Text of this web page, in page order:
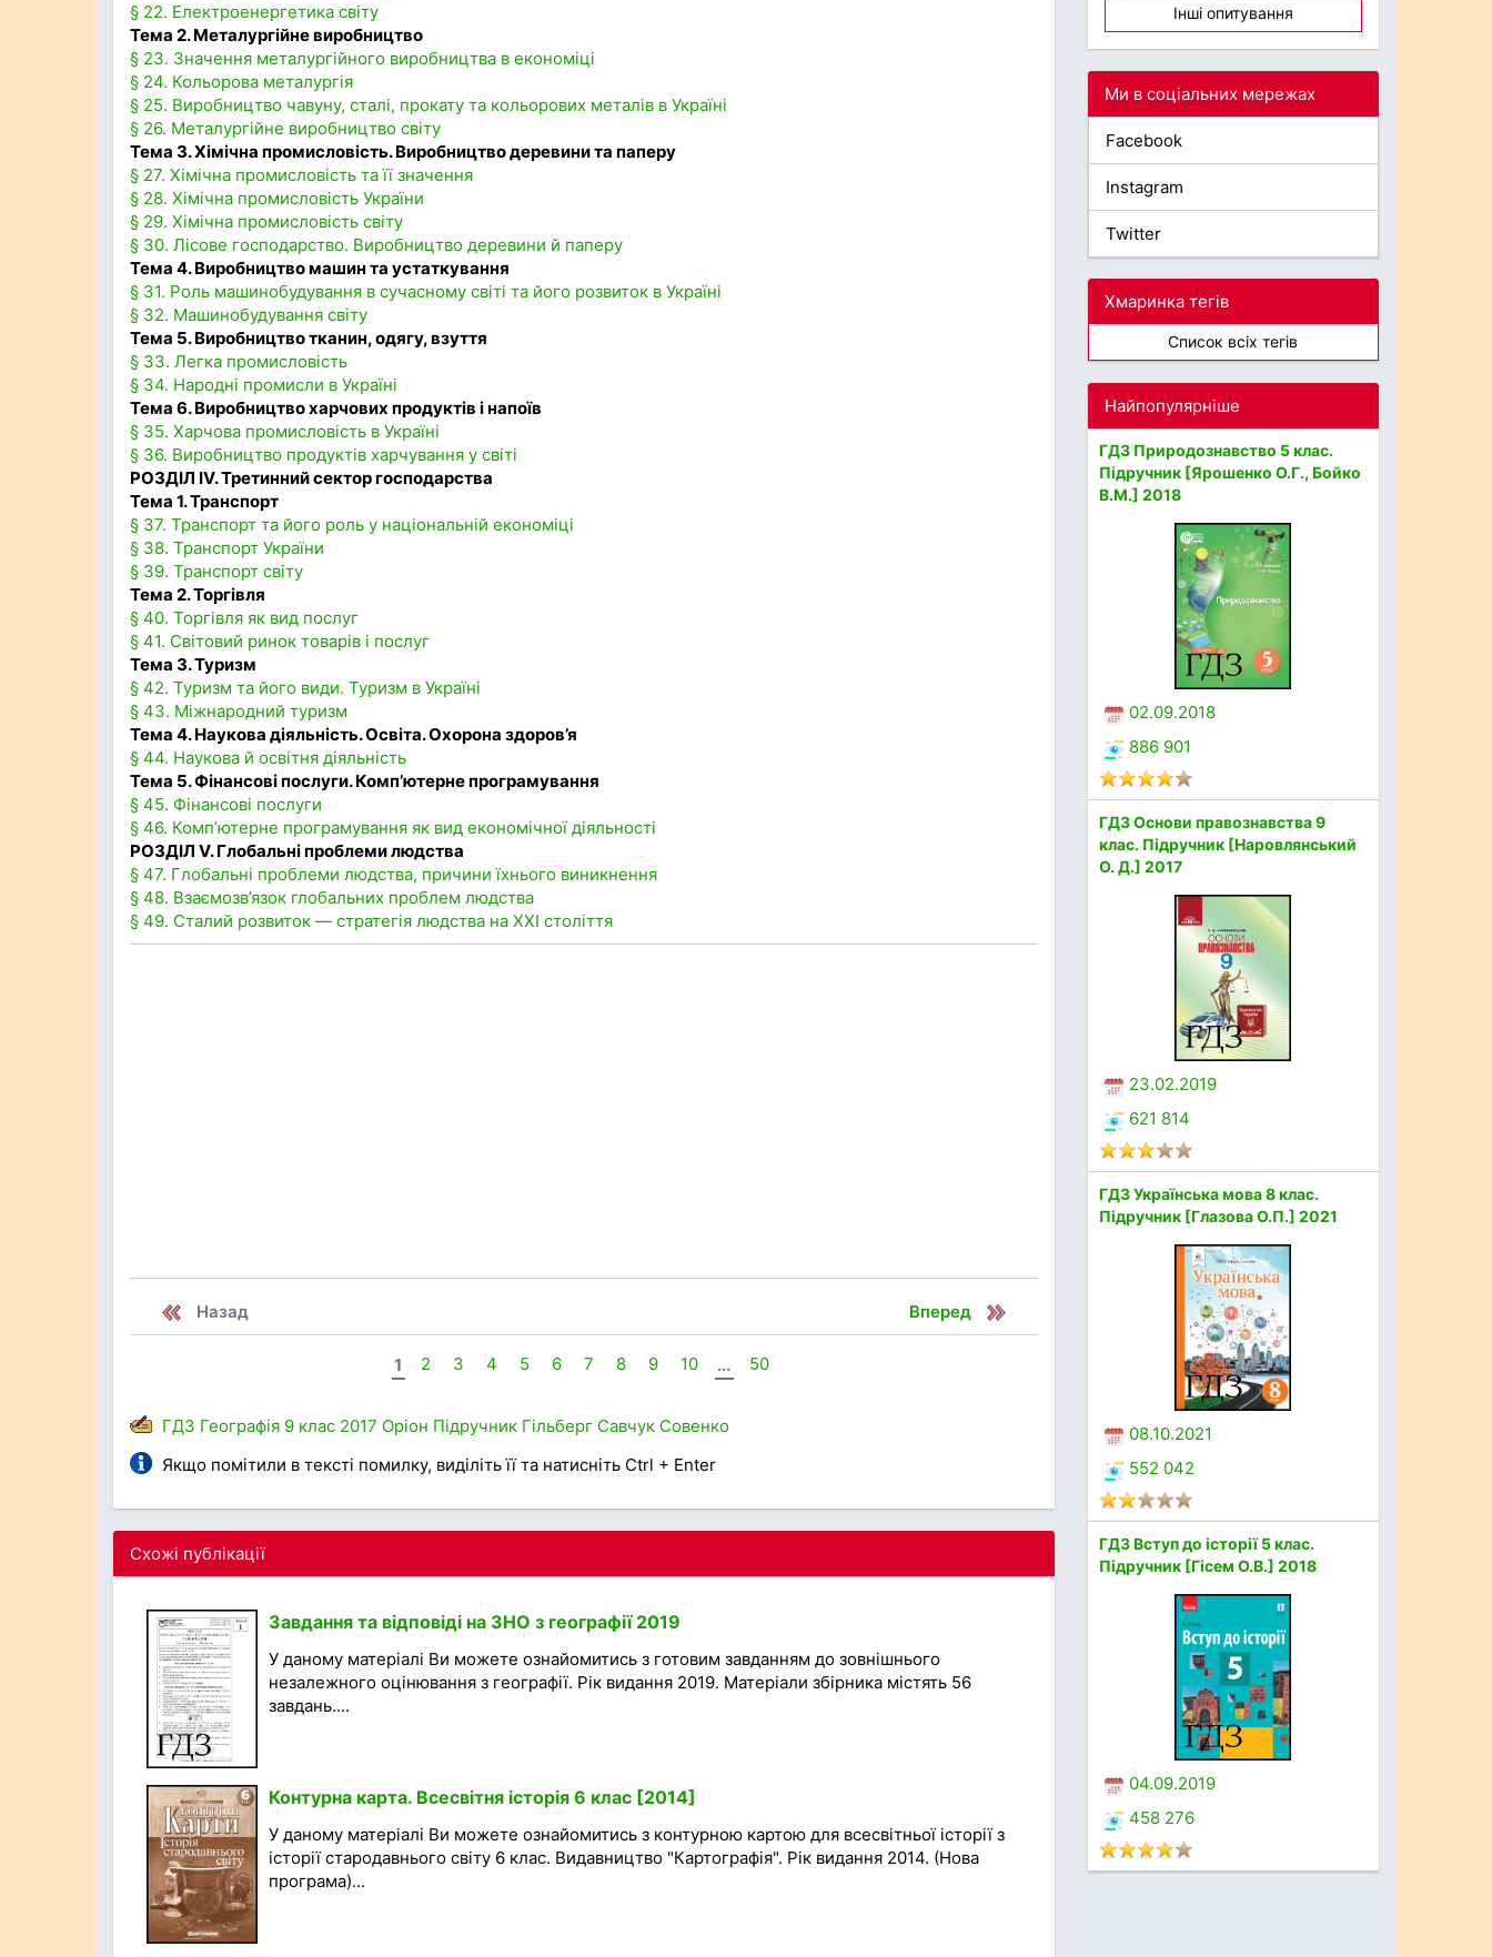
§ 22. Електроенергетика світу
Тема 2. Металургійне виробництво
§ 23. Значення металургійного виробництва в економіці
§ 24. Кольорова металургія
§ 25. Виробництво чавуну, сталі, прокату та кольорових металів в Україні
§ 26. Металургійне виробництво світу
Тема 3. Хімічна промисловість. Виробництво деревини та паперу
§ 27. Хімічна промисловість та її значення
§ 28. Хімічна промисловість України
§ 29. Хімічна промисловість світу
§ 30. Лісове господарство. Виробництво деревини й паперу
Тема 4. Виробництво машин та устаткування
§ 31. Роль машинобудування в сучасному світі та його розвиток в Україні
§ 32. Машинобудування світу
Тема 5. Виробництво тканин, одягу, взуття
§ 33. Легка промисловість
§ 34. Народні промисли в Україні
Тема 6. Виробництво харчових продуктів і напоїв
§ 35. Харчова промисловість в Україні
§ 36. Виробництво продуктів харчування у світі
РОЗДІЛ ІV. Третинний сектор господарства
Тема 1. Транспорт
§ 37. Транспорт та його роль у національній економіці
§ 38. Транспорт України
§ 39. Транспорт світу
Тема 2. Торгівля
§ 40. Торгівля як вид послуг
§ 41. Світовий ринок товарів і послуг
Тема 3. Туризм
§ 42. Туризм та його види. Туризм в Україні
§ 43. Міжнародний туризм
Тема 4. Наукова діяльність. Освіта. Охорона здоров’я
§ 44. Наукова й освітня діяльність
Тема 5. Фінансові послуги. Комп’ютерне програмування
§ 45. Фінансові послуги
§ 46. Комп’ютерне програмування як вид економічної діяльності
РОЗДІЛ V. Глобальні проблеми людства
§ 47. Глобальні проблеми людства, причини їхнього виникнення
§ 48. Взаємозв’язок глобальних проблем людства
§ 49. Сталий розвиток — стратегія людства на ХХІ століття
Назад Вперед
1 2 3 4 5 6 7 8 9 10 ... 50
ГДЗ Географія 9 клас 2017 Оріон Підручник Гільберг Савчук Совенко
Якщо помітили в тексті помилку, виділіть її та натисніть Ctrl + Enter
Схожі публікації
Завдання та відповіді на ЗНО з географії 2019
У даному матеріалі Ви можете ознайомитись з готовим завданням до зовнішнього
незалежного оцінювання з географії. Рік видання 2019. Матеріали збірника містять 56
завдань....
Контурна карта. Всесвітня історія 6 клас [2014]
У даному матеріалі Ви можете ознайомитись з контурною картою для всесвітньої історії з
історії стародавнього світу 6 клас. Видавництво "Картографія". Рік видання 2014. (Нова
програма)...
Інші опитування
Ми в соціальних мережах
Facebook
Instagram
Twitter
Хмаринка тегів
Список всіх тегів
Найпопулярніше
ГДЗ Природознавство 5 клас.
Підручник [Ярошенко О.Г., Бойко
В.М.] 2018
02.09.2018
886 901
ГДЗ Основи правознавства 9
клас. Підручник [Наровлянський
О. Д.] 2017
23.02.2019
621 814
ГДЗ Українська мова 8 клас.
Підручник [Глазова О.П.] 2021
08.10.2021
552 042
ГДЗ Вступ до історії 5 клас.
Підручник [Гісем О.В.] 2018
04.09.2019
458 276